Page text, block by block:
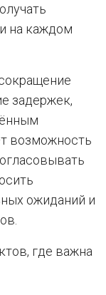
на каждом
задержек,
возможность
ожиданий и
где важна